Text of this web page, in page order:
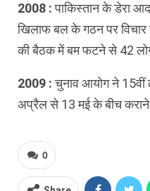
2008 :पाकिस्तान के डेरा
खिलाफ बल के गठन पर विचार
की बैठक में बम फटने से 42
2009 :चुनाव आयोग ने
अप्रैल से 13 मई के बीच कराने
0